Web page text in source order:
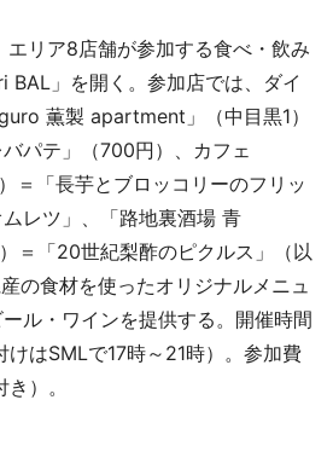
リア8店舗が参加する食べ・飲み
」を開く。参加店では、ダイ
薫製 apartment」（中目黒1）
パテ」（700円）、カフェ
＝「長芋とブロッコリーのフリッ
レツ」、「路地裏酒場 青
＝「20世紀梨酢のピクルス」（以
の食材を使ったオリジナルメニュ
ル・ワインを提供する。開催時間
はSMLで17時～21時）。参加費
）。